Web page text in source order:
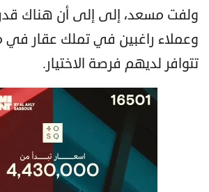
ولفت مسعد، إلى إلى أن هناك
وعملاء راغبين في تملك عقار في
تتوافر لديهم فرصة الاختيار.